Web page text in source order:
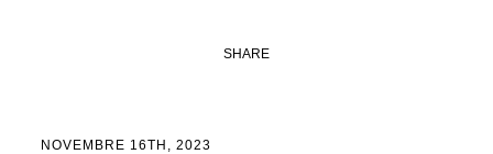
SHARE
NOVEMBRE 16TH, 2023